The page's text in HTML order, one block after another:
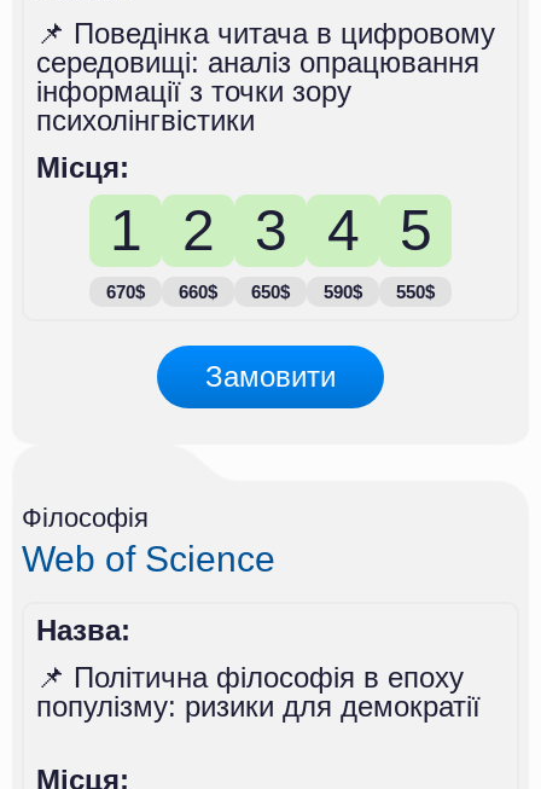
📌 Поведінка читача в цифровому
середовищі: аналіз опрацювання
інформації з точки зору
психолінгвістики
Місця:
1
670$
2
660$
3
650$
4
590$
5
550$
Замовити
Філософія
Web of Science
Назва:
📌 Політична філософія в епоху
популізму: ризики для демократії
Місця: